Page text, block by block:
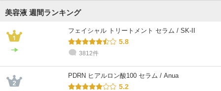
美容液 週間ランキング
フェイシャル トリートメント セラム / SK-II
5.8
3812件
PDRN ヒアルロン酸100 セラム / Anua
5.2